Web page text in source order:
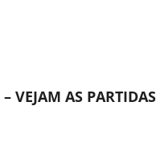
– VEJAM AS PARTIDAS